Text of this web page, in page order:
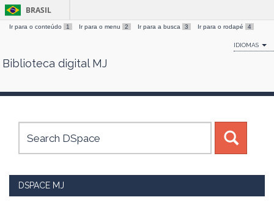
Skip
BRASIL
Ir para o conteúdo 1 Ir para o menu 2 Ir para a busca 3 Ir para o rodapé 4
IDIOMAS
Biblioteca digital MJ
DSPACE MJ